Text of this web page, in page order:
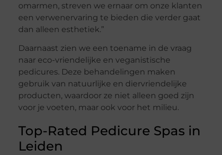
omarmen, streven we ernaar om onze klanten
een verwenervaring te bieden die verder gaat
dan alleen esthetiek.”
Daarnaast zien we een toename in de vraag
naar eco-vriendelijke en veganistische
pedicures. Deze behandelingen maken
gebruik van natuurlijke en diervriendelijke
producten, waardoor ze niet alleen goed zijn
voor je voeten, maar ook voor het milieu.
Top-Rated Pedicure Spas in
Leiden